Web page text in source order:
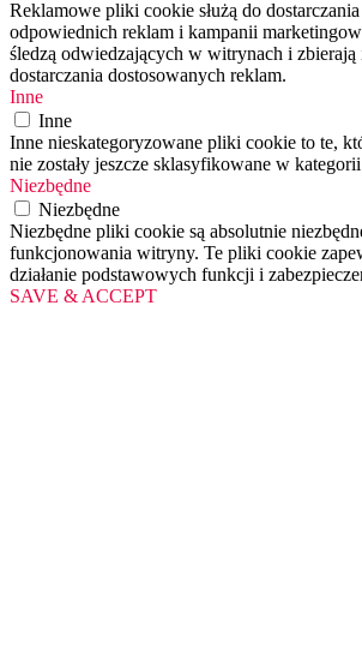
Reklamowe pliki cookie służą do
odpowiednich reklam i kampanii
śledzą odwiedzających w witrynach i
dostarczania dostosowanych reklam.
Inne
Inne
Inne nieskategoryzowane pliki cookie to te,
nie zostały jeszcze sklasyfikowane w
Niezbędne
Niezbędne
Niezbędne pliki cookie są absolutnie
funkcjonowania witryny. Te pliki cookie
działanie podstawowych funkcji i
SAVE & ACCEPT